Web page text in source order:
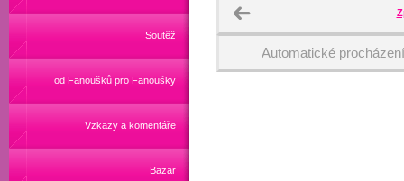
Soutěž
od Fanoušků pro Fanoušky
Vzkazy a komentáře
Bazar
Automatické